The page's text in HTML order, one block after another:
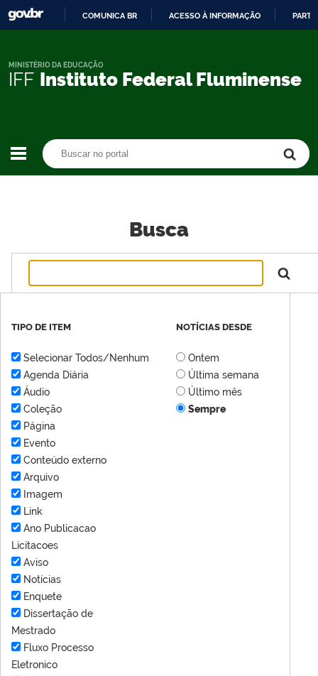
CONTEÚDO
COMUNICA BR ACESSO À INFORMAÇÃO
IFF Instituto Federal Fluminense
MINISTÉRIO DA EDUCAÇÃO
Busca
TIPO DE ITEM
Selecionar Todos/Nenhum
Agenda Diária
Áudio
Coleção
Página
Evento
Conteúdo externo
Arquivo
Imagem
Link
Ano Publicacao
Licitacoes
Aviso
Notícias
Enquete
Dissertação de
Mestrado
Fluxo Processo
Eletronico
NOTÍCIAS DESDE
Ontem
Última semana
Último mês
Sempre